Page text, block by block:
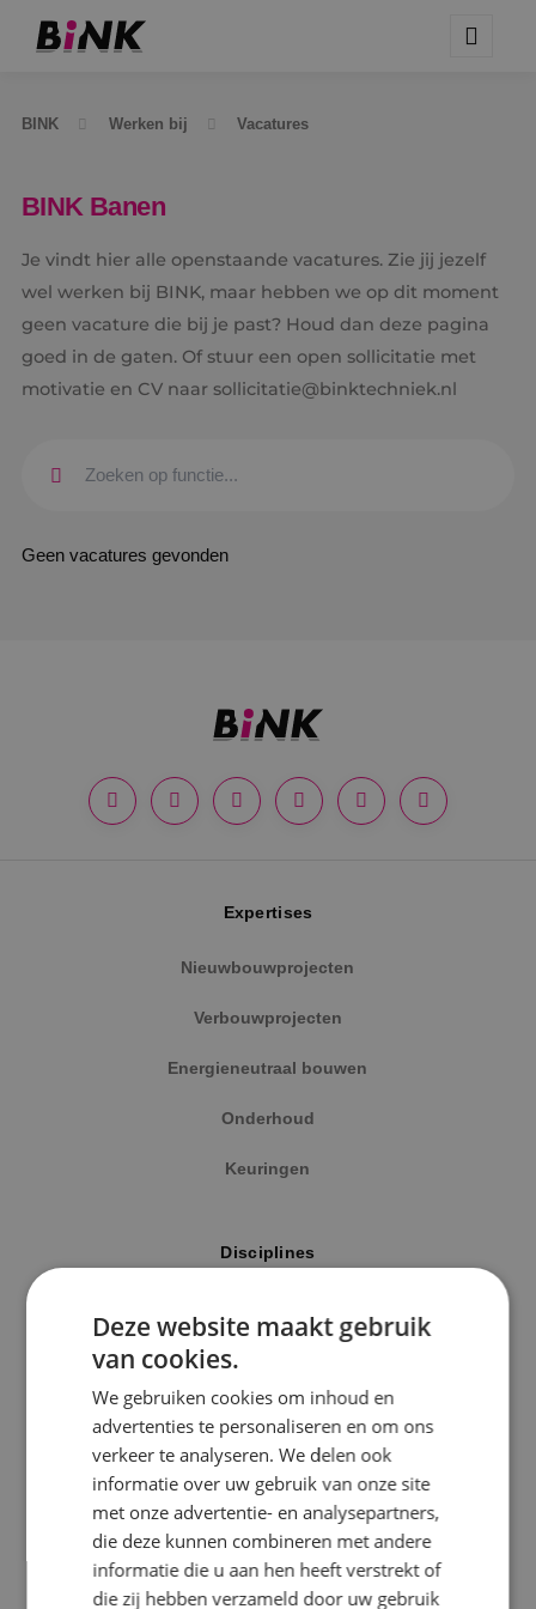
BINK Werken bij Vacatures
Kaatsheuvel
Sprundel
Specialisme
Beveiligingstechniek
Elektrotechniek
Energietechniek
BINK Banen
Je vindt hier alle openstaande vacatures. Zie jij jezelf
wel werken bij BINK, maar hebben we op dit moment
geen vacature die bij je past? Houd dan deze pagina
goed in de gaten. Of stuur een open sollicitatie met
motivatie en CV naar sollicitatie@binktechniek.nl
Geen vacatures gevonden
Expertises
Nieuwbouwprojecten
Verbouwprojecten
Energieneutraal bouwen
Onderhoud
Keuringen
Disciplines
Werktuigbouwkunde
Energietechniek
Beveiligingstechniek
Uitgelicht
Klimaatinstallaties
Deze website maakt gebruik
van cookies.
We gebruiken cookies om inhoud en
advertenties te personaliseren en om ons
verkeer te analyseren. We delen ook
informatie over uw gebruik van onze site
met onze advertentie- en analysepartners,
die deze kunnen combineren met andere
informatie die u aan hen heeft verstrekt of
die zij hebben verzameld door uw gebruik